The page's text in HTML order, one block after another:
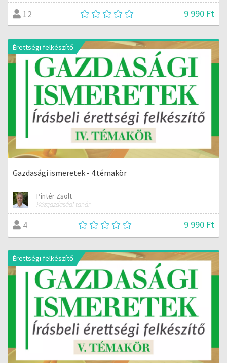
12 9 990 Ft
Érettségi felkészítő
Gazdasági ismeretek - 4.témakör
Pintér Zsolt
Közgazdasági tanár
4 9 990 Ft
Érettségi felkészítő